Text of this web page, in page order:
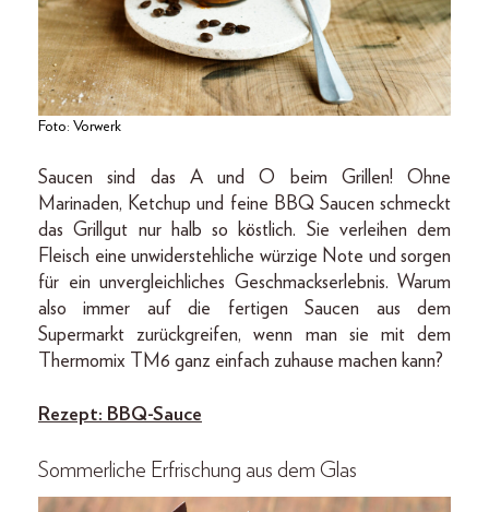
Foto: Vorwerk
Saucen sind das A und O beim Grillen! Ohne
Marinaden, Ketchup und feine BBQ Saucen schmeckt
das Grillgut nur halb so köstlich. Sie verleihen dem
Fleisch eine unwiderstehliche würzige Note und sorgen
für ein unvergleichliches Geschmackserlebnis. Warum
also immer auf die fertigen Saucen aus dem
Supermarkt zurückgreifen, wenn man sie mit dem
Thermomix TM6 ganz einfach zuhause machen kann?
Rezept: BBQ-Sauce
Sommerliche Erfrischung aus dem Glas